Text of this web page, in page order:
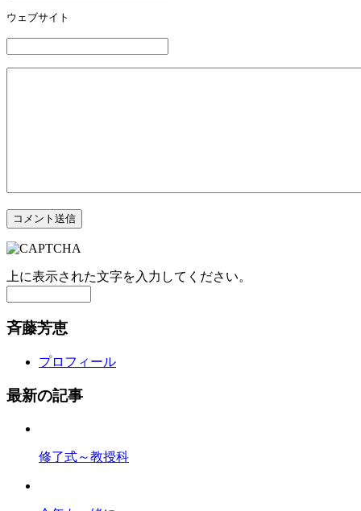
ウェブサイト
コメント送信
上に表示された文字を入力してください。
斉藤芳恵
プロフィール
最新の記事
修了式～教授科